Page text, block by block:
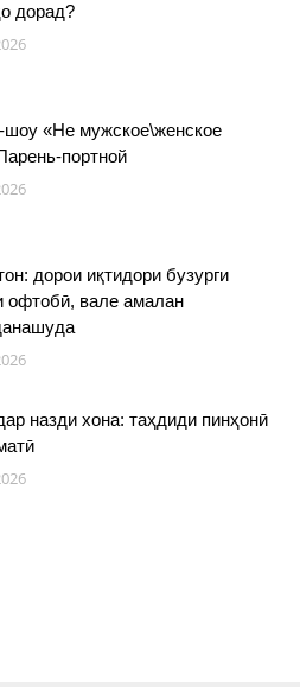
дорад?
шоу «Не мужское\женское
портной
дорои иқтидори бузурги
офтобӣ, вале амалан
назди хона: таҳдиди пинҳонӣ